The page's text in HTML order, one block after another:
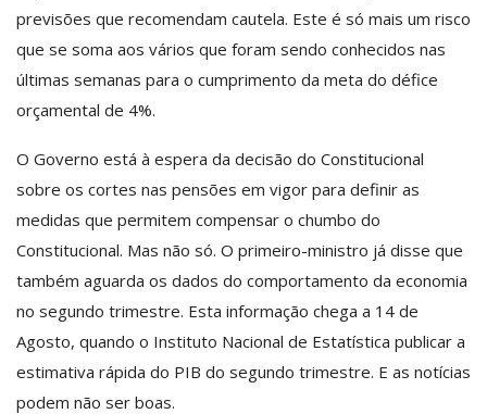
previsões que recomendam cautela. Este é só mais um risco
que se soma aos vários que foram sendo conhecidos nas
últimas semanas para o cumprimento da meta do défice
orçamental de 4%.
O Governo está à espera da decisão do Constitucional
sobre os cortes nas pensões em vigor para definir as
medidas que permitem compensar o chumbo do
Constitucional. Mas não só. O primeiro-ministro já disse que
também aguarda os dados do comportamento da economia
no segundo trimestre. Esta informação chega a 14 de
Agosto, quando o Instituto Nacional de Estatística publicar a
estimativa rápida do PIB do segundo trimestre. E as notícias
podem não ser boas.